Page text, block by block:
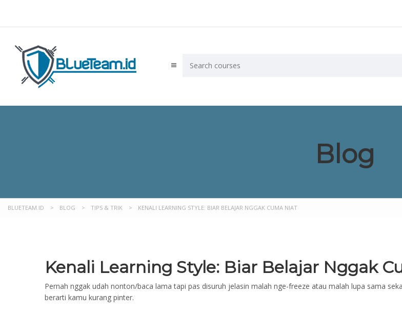
Blog
BLUETEAM.ID > BLOG > TIPS & TRIK > KENALI LEARNING STYLE: BIAR BELAJAR NGGAK CUMA NIAT
Kenali Learning Style: Biar Belajar Nggak
Pernah nggak udah nonton/baca lama tapi pas disuruh jelasin malah nge-freeze atau malah lupa sama
berarti kamu kurang pinter.